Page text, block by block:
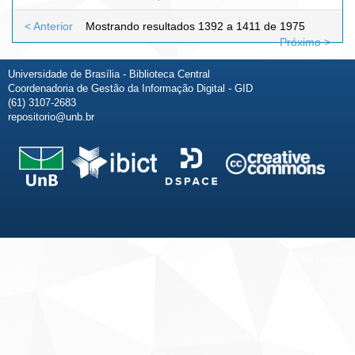
Mostrando resultados 1392 a 1411 de 1975
< Anterior
Próximo >
Universidade de Brasília - Biblioteca Central
Coordenadoria de Gestão da Informação Digital - GID
(61) 3107-2683
repositorio@unb.br